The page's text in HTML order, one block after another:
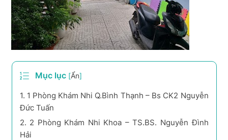
Mục lục [Ẩn]
1. 1 Phòng Khám Nhi Q.Bình Thạnh – Bs CK2 Nguyễn
Đức Tuấn
2. 2 Phòng Khám Nhi Khoa – TS.BS. Nguyễn Đình
Hải